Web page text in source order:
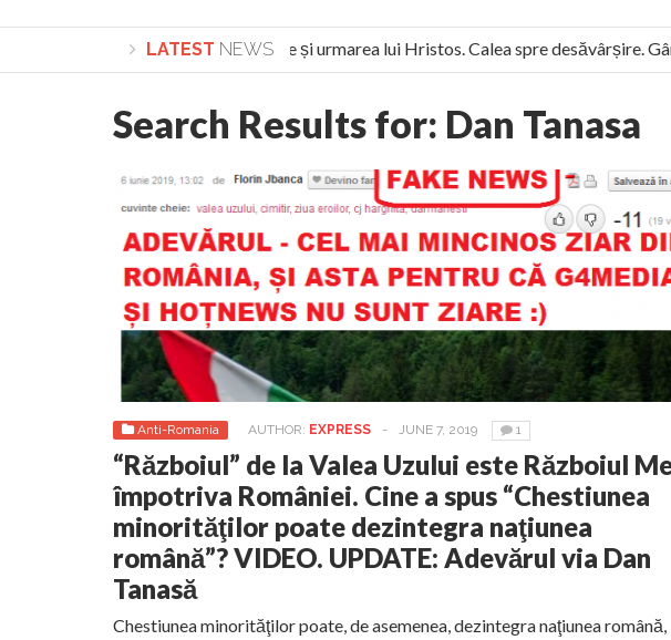
LATEST NEWS
Lepădarea de sine și urmarea lui Hristos. Calea spre desăvârșire. Gând
Turnătorul DIE Lucian Boia înjură din nou poporul român: “românii
Search Results for: Dan Tanasa
Anti-Romania AUTHOR: EXPRESS - JUNE 7, 2019 1
“Războiul” de la Valea Uzului este Războiul
împotriva României. Cine a spus “Chestiunea
minorităţilor poate dezintegra naţiunea
română”? VIDEO. UPDATE: Adevărul via Dan
Tanasă
Chestiunea minorităţilor poate, de asemenea, dezintegra naţiunea română,